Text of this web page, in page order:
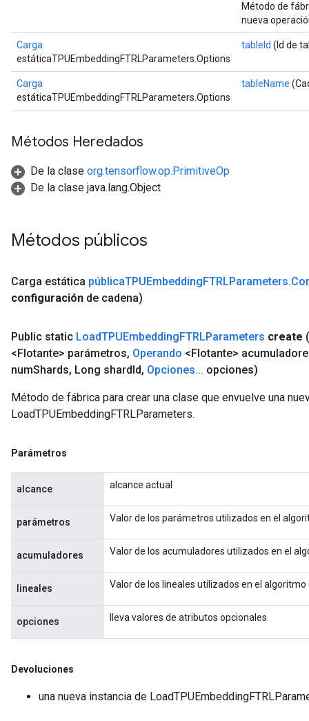
Método de
nueva
Carga
estáticaTPUEmbeddingFTRLParameters.Options
tableId (Id de
Carga
estáticaTPUEmbeddingFTRLParameters.Options
tableName
Métodos Heredados
De la clase org.tensorflow.op.PrimitiveOp
De la clase java.lang.Object
Métodos públicos
Carga estática públicaTPUEmbeddingFTRLParameters.
configuración de cadena)
Public static LoadTPUEmbeddingFTRLParameters create
<Flotante> parámetros, Operando <Flotante>
numShards, Long shardId, Opciones... opciones)
Método de fábrica para crear una clase que envuelve una
LoadTPUEmbeddingFTRLParameters.
Parámetros
alcance alcance actual
parámetros Valor de los parámetros utilizados en el
acumuladores Valor de los acumuladores utilizados en el
lineales Valor de los lineales utilizados en el algoritmo
opciones lleva valores de atributos opcionales
Devoluciones
una nueva instancia de